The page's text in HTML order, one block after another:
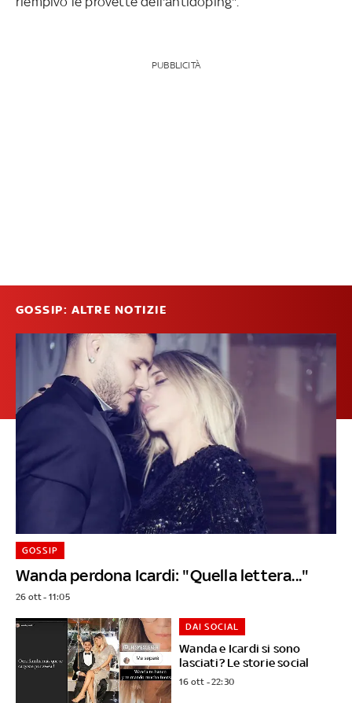
PUBBLICITÀ
GOSSIP: ALTRE NOTIZIE
Wanda perdona Icardi: "Quella lettera..."
GOSSIP
26 ott - 11:05
Wanda e Icardi si sono
lasciati? Le storie social
DAI SOCIAL
16 ott - 22:30